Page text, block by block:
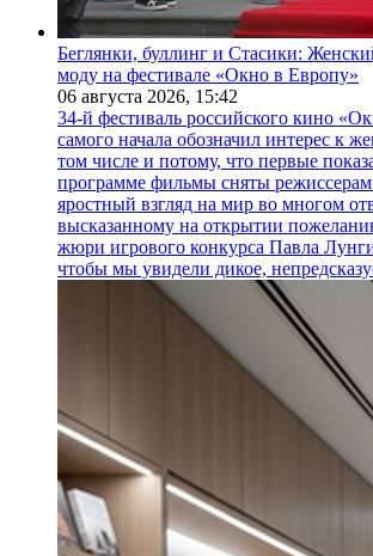
Беглянки, буллинг и Стасики:
моду на фестивале «Окно в Европу»
06 августа 2026, 15:42
34-й фестиваль российского кино
самого начала обозначил интерес к
том числе и потому, что первые
программе фильмы сняты
яростный взгляд на мир во многом
высказанному на открытии
жюри игрового конкурса Павла
чтобы мы увидели дикое,